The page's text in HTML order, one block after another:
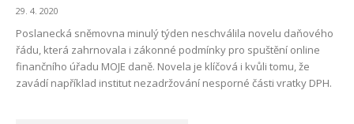
29. 4. 2020
Poslanecká sněmovna minulý týden neschválila novelu daňového
řádu, která zahrnovala i zákonné podmínky pro spuštění online
finančního úřadu MOJE daně. Novela je klíčová i kvůli tomu, že
zavádí například institut nezadržování nesporné části vratky DPH.